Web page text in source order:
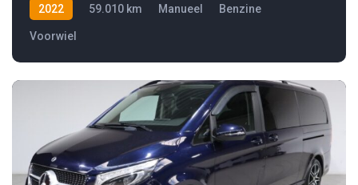
2022 59.010 km Manueel Benzine
Voorwiel